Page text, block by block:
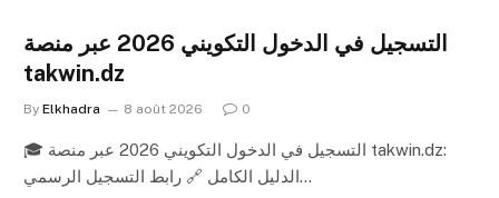
التسجيل في الدخول التكويني 2026 عبر منصة
takwin.dz
By Elkhadra 8 août 2026 0
🎓 التسجيل في الدخول التكويني 2026 عبر منصة takwin.dz:
الدليل الكامل 🔗 رابط التسجيل الرسمي…